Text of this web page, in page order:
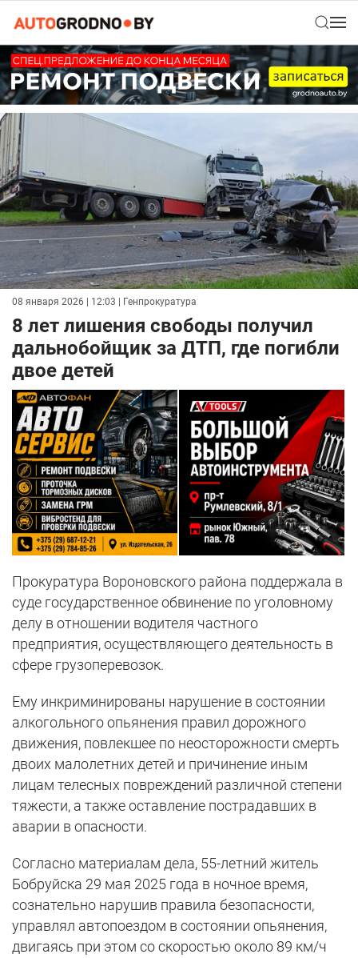
08 января 2026 | 12:03 | Генпрокуратура
8 лет лишения свободы получил
дальнобойщик за ДТП, где погибли
двое детей
Прокуратура Вороновского района поддержала в
суде государственное обвинение по уголовному
делу в отношении водителя частного
предприятия, осуществляющего деятельность в
сфере грузоперевозок.
Ему инкриминированы нарушение в состоянии
алкогольного опьянения правил дорожного
движения, повлекшее по неосторожности смерть
двоих малолетних детей и причинение иным
лицам телесных повреждений различной степени
тяжести, а также оставление пострадавших в
аварии в опасности.
Согласно материалам дела, 55-летний житель
Бобруйска 29 мая 2025 года в ночное время,
сознательно нарушив правила безопасности,
управлял автопоездом в состоянии опьянения,
двигаясь при этом со скоростью около 89 км/ч